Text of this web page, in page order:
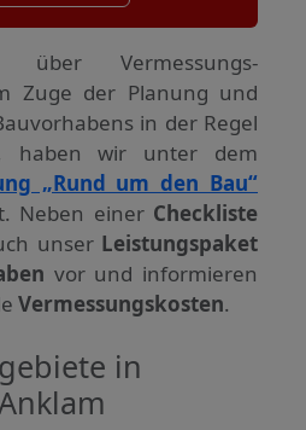
über Vermessungs­
Zuge der Planung und
in der Regel
haben wir unter dem
„Rund um den Bau“
Neben einer Checkliste
unser Leistungspaket
vor und informieren
Vermessungskosten.
in